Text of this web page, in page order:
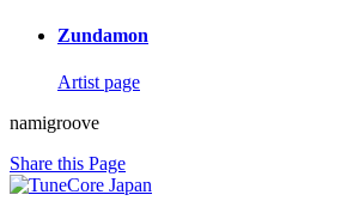
Zundamon
Artist page
namigroove
Share this Page